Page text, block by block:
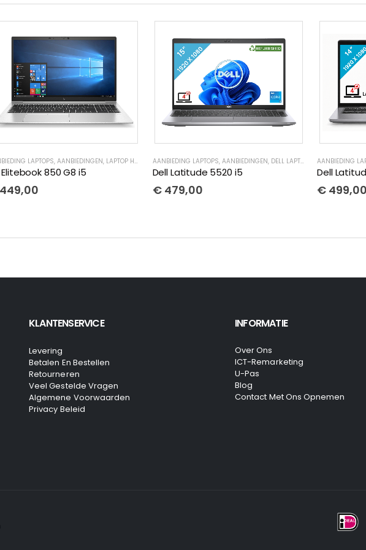
,LAPTOPS MET KLEINE PROBLEMEN ,REFURBISHED LAPTOPS
LAPTOPS, AANBIEDINGEN, LAPTOP HP GEBRUIKT ,REFURBISHED LAPTOPS,STUDENTEN LAPTOP
Elitebook 850 G8 i5
AANBIEDING LAPTOPS, AANBIEDINGEN, DELL LAPTOP GEBRUIKT ,
Dell Latitude 5520 i5
€479,00
AANBIEDING
Dell
€ 499,00
KLANTENSERVICE
Levering
Betalen En Bestellen
Retourneren
Veel Gestelde Vragen
Algemene Voorwaarden
Privacy Beleid
INFORMATIE
Over Ons
ICT-Remarketing
U-Pas
Blog
Contact Met Ons Opnemen